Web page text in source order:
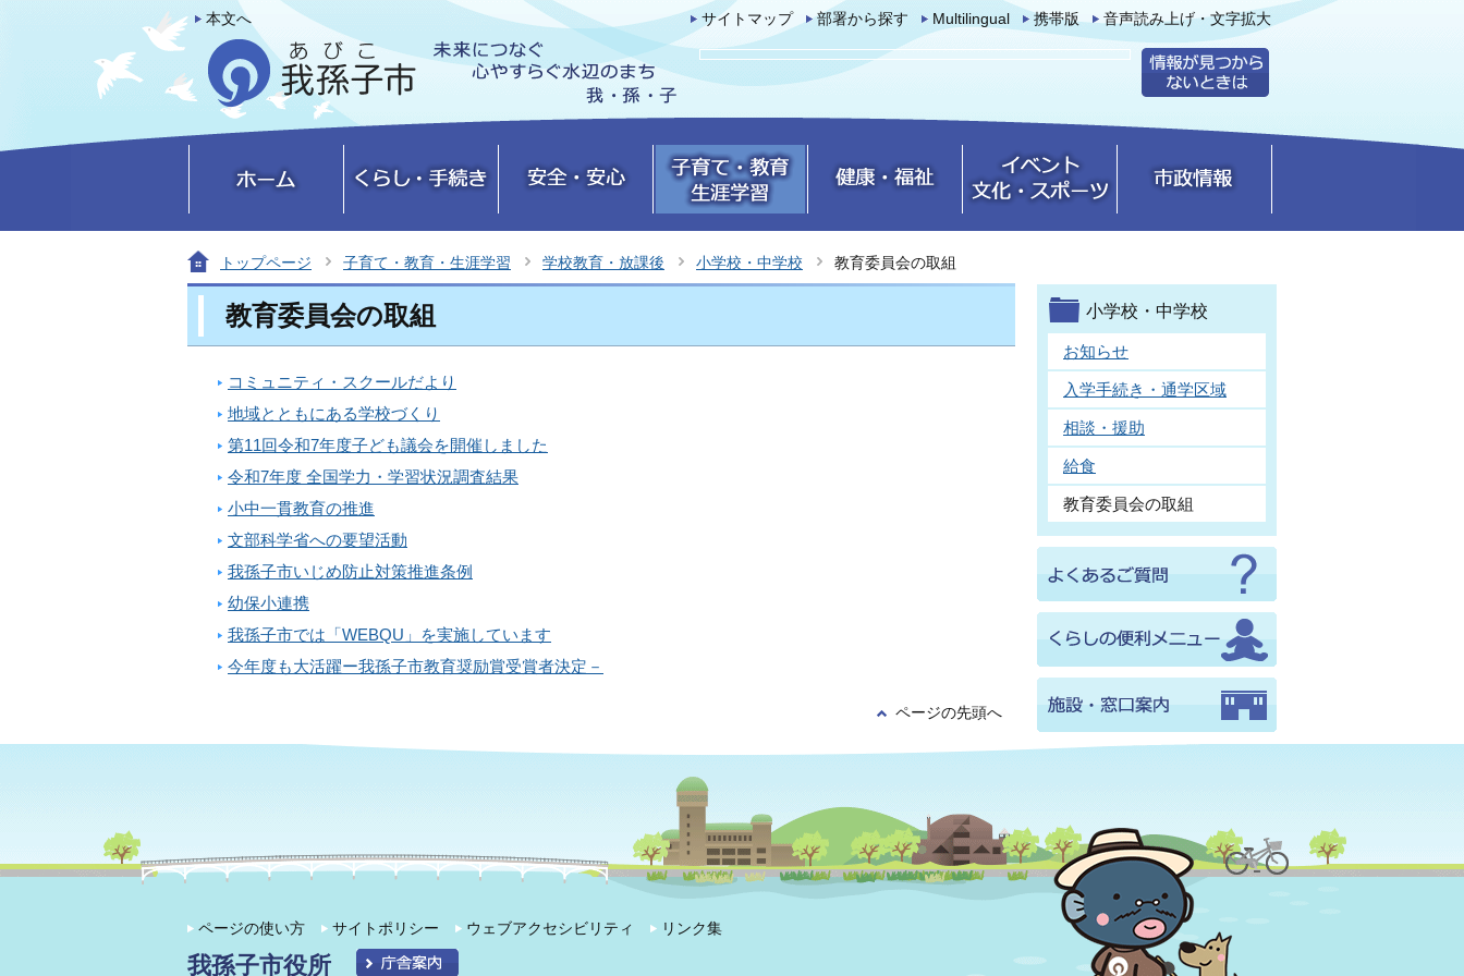
本文へ サイトマップ 部署から探す Multilingual 携帯版 音声読み上げ・文字拡大
トップページ 子育て・教育・生涯学習 学校教育・放課後 小学校・中学校 教育委員会の取組
教育委員会の取組
コミュニティ・スクールだより
地域とともにある学校づくり
第11回令和7年度子ども議会を開催しました
令和7年度 全国学力・学習状況調査結果
小中一貫教育の推進
文部科学省への要望活動
我孫子市いじめ防止対策推進条例
幼保小連携
我孫子市では「WEBQU」を実施しています
今年度も大活躍ー我孫子市教育奨励賞受賞者決定－
ページの先頭へ
小学校・中学校
お知らせ
入学手続き・通学区域
相談・援助
給食
教育委員会の取組
ページの使い方 サイトポリシー ウェブアクセシビリティ リンク集
我孫子市役所